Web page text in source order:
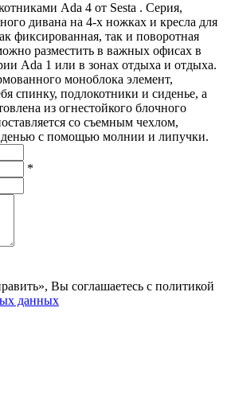
Ada 4 от Sesta . Серия,
дивана на 4-х ножках и кресла для
фиксированная, так и поворотная
разместить в важных офисах в
Ada 1 или в зонах отдыха и отдыха.
моноблока элемент,
спинку, подлокотники и сиденье, а
из огнестойкого блочного
со съемным чехлом,
с помощью молнии и липучки.
*
Вы соглашаетесь с политикой
данных